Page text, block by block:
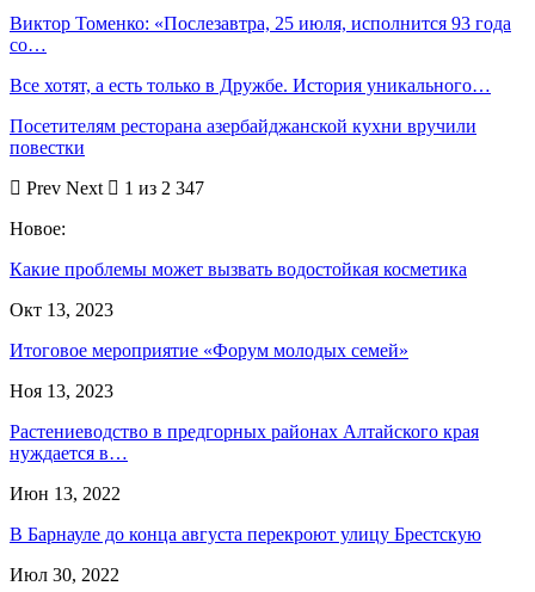
Виктор Томенко: «Послезавтра, 25 июля, исполнится 93 года
со…
Все хотят, а есть только в Дружбе. История уникального…
Посетителям ресторана азербайджанской кухни вручили
повестки
Prev Next
1 из 2 347
Новое:
Какие проблемы может вызвать водостойкая косметика
Окт 13, 2023
Итоговое мероприятие «Форум молодых семей»
Ноя 13, 2023
Растениеводство в предгорных районах Алтайского края
нуждается в…
Июн 13, 2022
В Барнауле до конца августа перекроют улицу Брестскую
Июл 30, 2022